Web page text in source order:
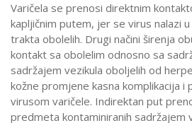
Varičela se prenosi direktnim
kapljičnim putem, jer se virus nalazi
trakta obolelih. Drugi načini širenja
kontakt sa obolelim odnosno sa
sadržajem vezikula oboljelih od
kožne promjene kasna komplikacija i
virusom varičele. Indirektan put
predmeta kontaminiranih sadržajem